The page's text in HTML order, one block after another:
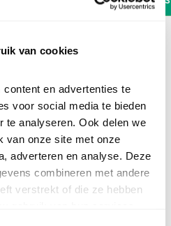
van cookies
en advertenties te
voor social media te bieden
te analyseren. Ook delen we
van onze site met onze
adverteren en analyse. Deze
combineren met andere
verstrekt of die ze hebben